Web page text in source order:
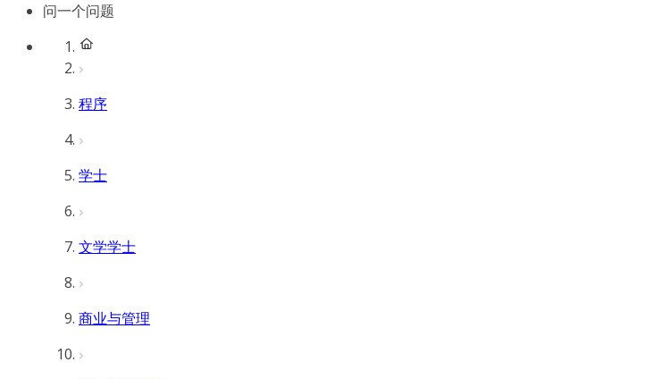
问一个问题
程序
学士
文学学士
商业与管理